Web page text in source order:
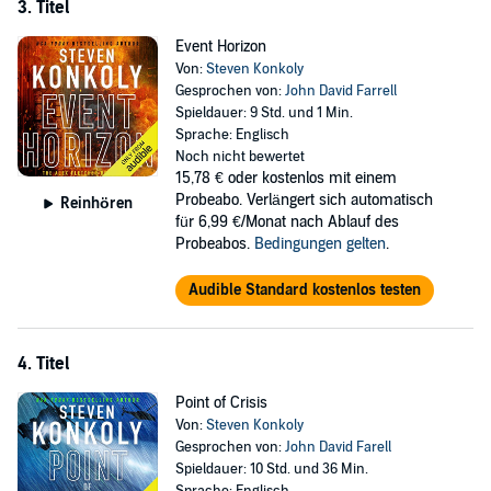
3. Titel
Reinhören
Event Horizon
Von:Steven Konkoly
Gesprochen von:John David Farrell
Spieldauer: 9 Std. und 1 Min.
Sprache: Englisch
Noch nicht bewertet
15,78 € oder kostenlos mit einem
Probeabo. Verlängert sich automatisch
für 6,99 €/Monat nach Ablauf des
Probeabos. Bedingungen gelten.
Audible Standard kostenlos testen
4. Titel
Point of Crisis
Von:Steven Konkoly
Gesprochen von:John David Farell
Spieldauer: 10 Std. und 36 Min.